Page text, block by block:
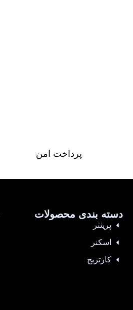
پرداخت امن
دسته بندی محصولات
پرینتر
اسکنر
کارتریج